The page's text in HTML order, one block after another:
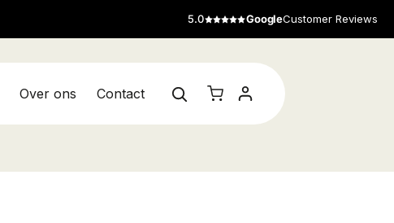
5.0 GoogleCustomer Reviews
Over ons Contact